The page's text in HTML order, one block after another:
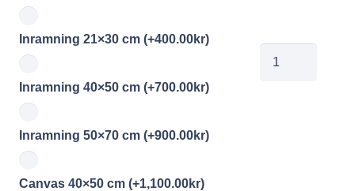
Inramning 21×30 cm (+400.00kr)
Inramning 40×50 cm (+700.00kr)
Inramning 50×70 cm (+900.00kr)
Canvas 40×50 cm (+1,100.00kr)